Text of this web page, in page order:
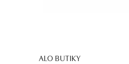
ALO BUTIKY